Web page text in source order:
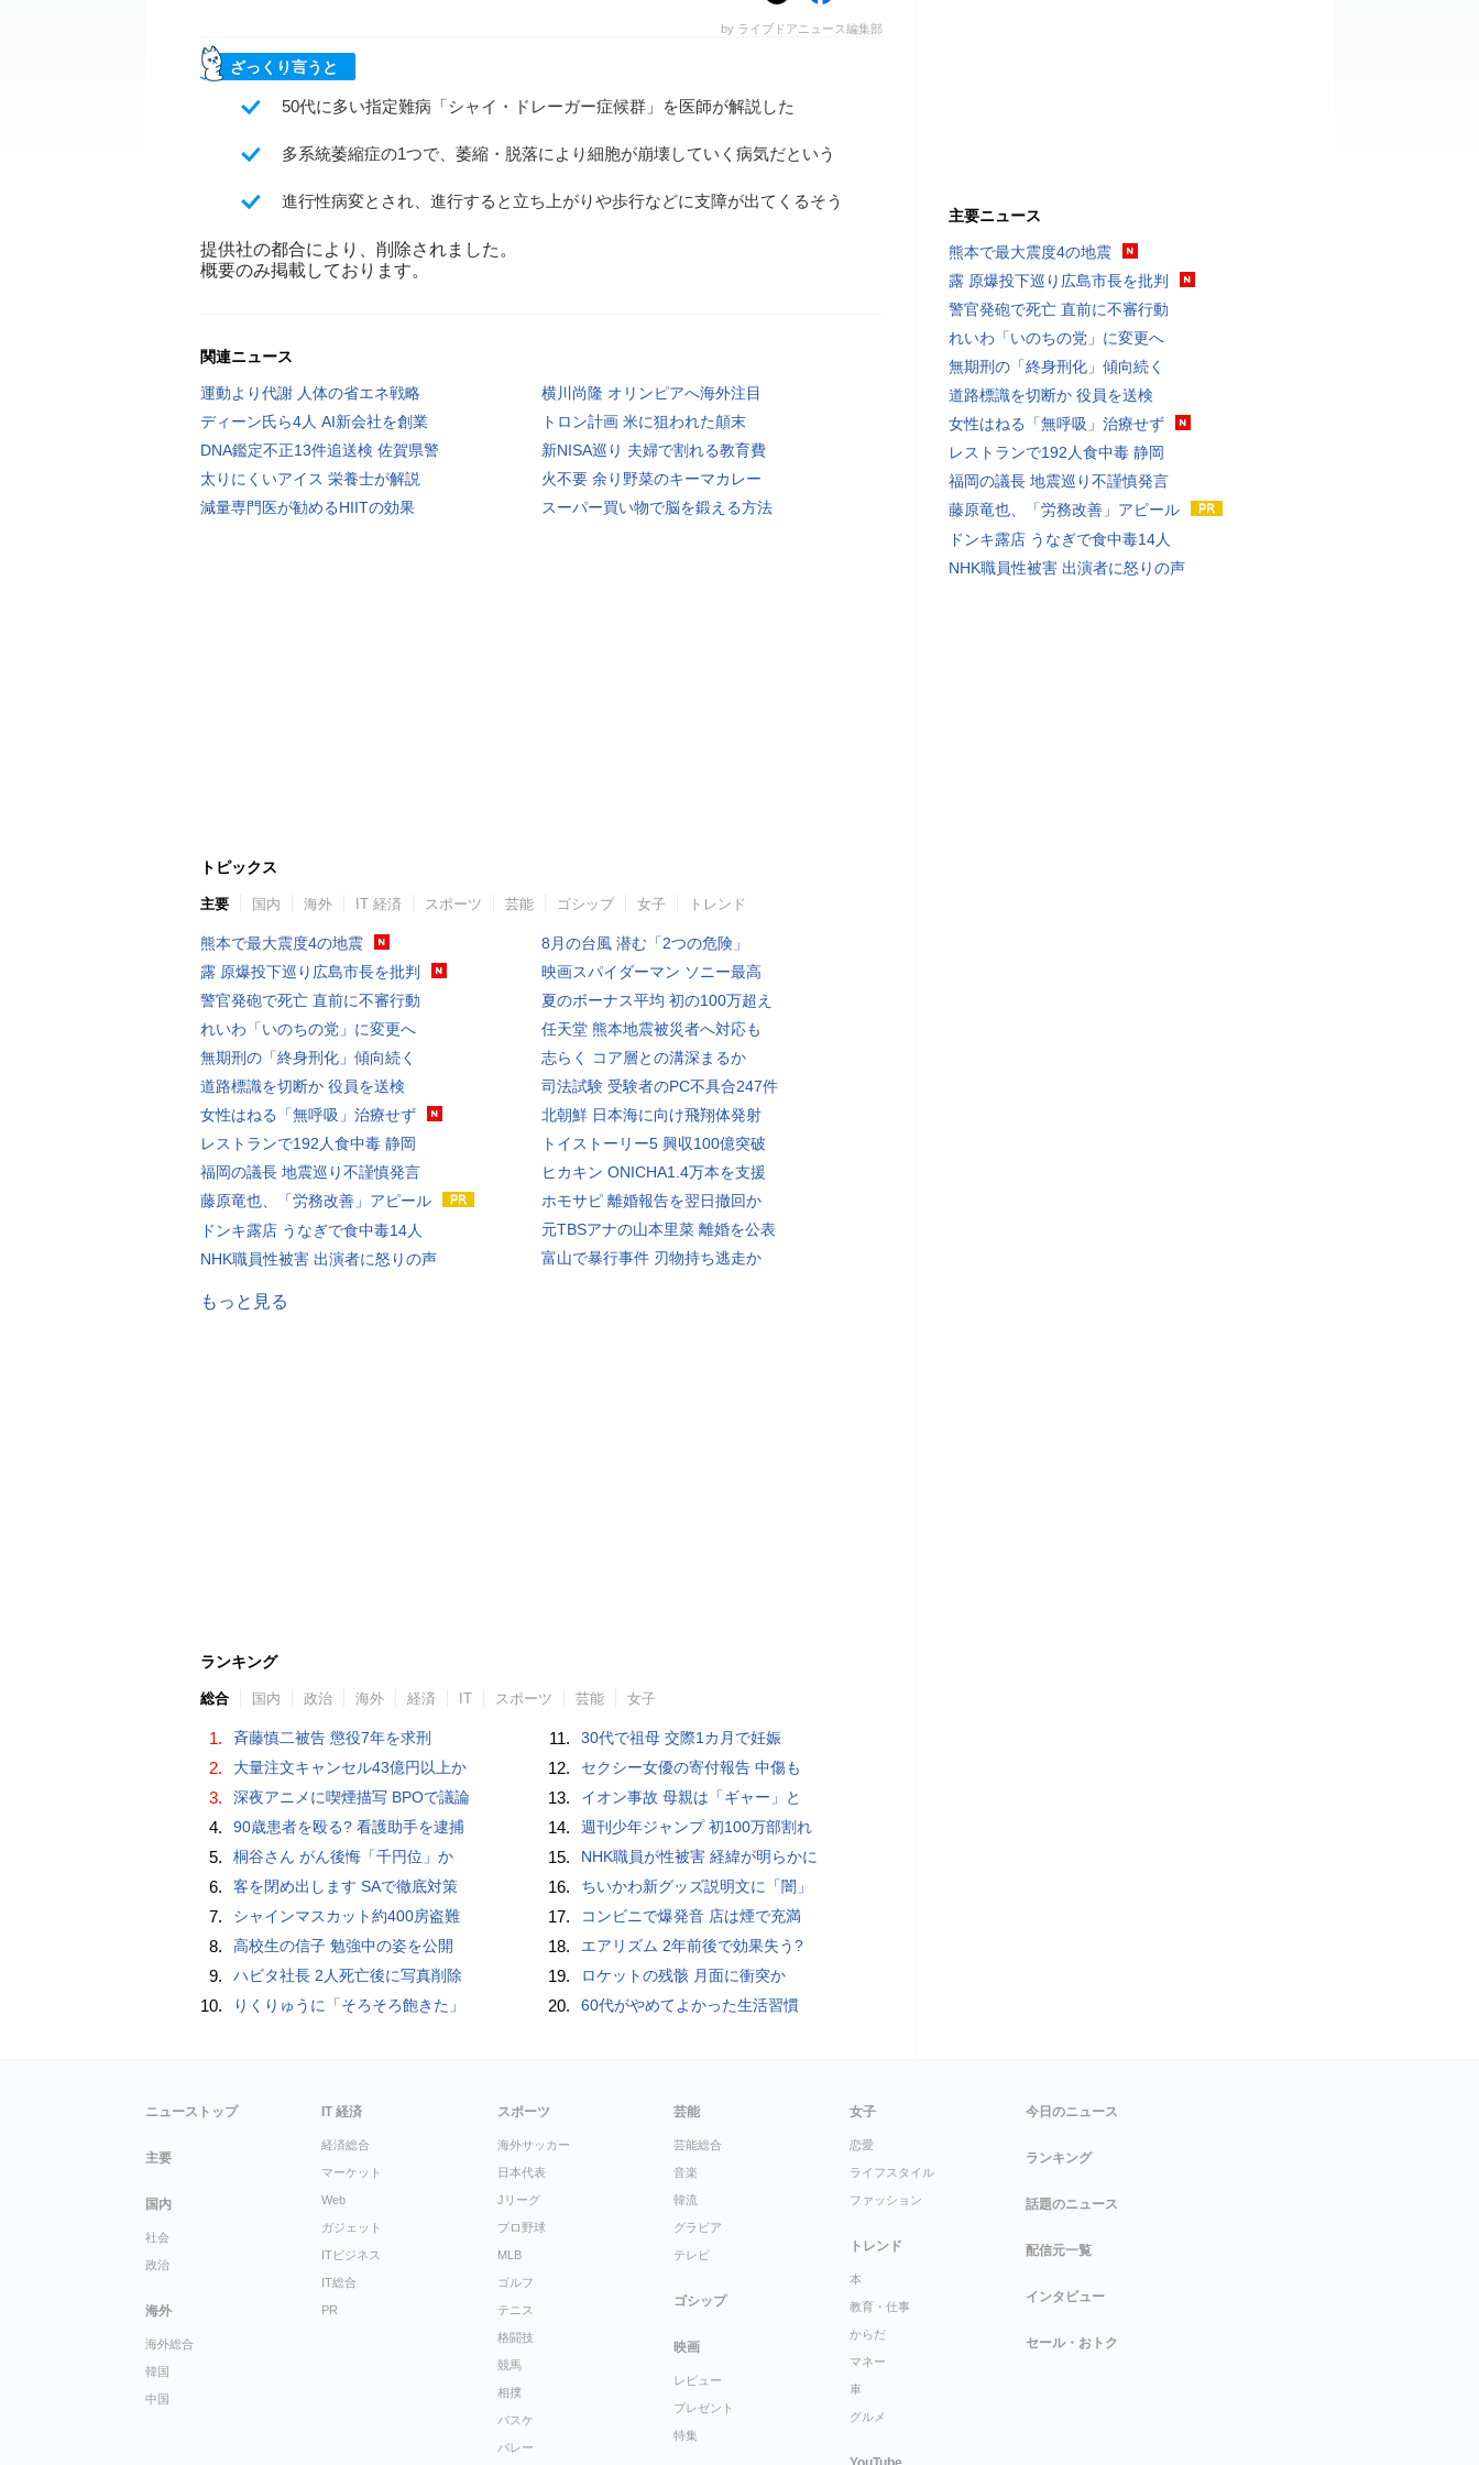
by ライブドアニュース編集部
ざっくり言うと
50代に多い指定難病「シャイ・ドレーガー症候群」を医師が解説した
多系統萎縮症の1つで、萎縮・脱落により細胞が崩壊していく病気だという
進行性病変とされ、進行すると立ち上がりや歩行などに支障が出てくるそう
提供社の都合により、削除されました。
概要のみ掲載しております。
関連ニュース
運動より代謝 人体の省エネ戦略
横川尚隆 オリンピアへ海外注目
ディーン氏ら4人 AI新会社を創業
トロン計画 米に狙われた顛末
DNA鑑定不正13件追送検 佐賀県警
新NISA巡り 夫婦で割れる教育費
太りにくいアイス 栄養士が解説
火不要 余り野菜のキーマカレー
減量専門医が勧めるHIITの効果
スーパー買い物で脳を鍛える方法
トピックス
主要 国内 海外 IT 経済 スポーツ 芸能 ゴシップ 女子 トレンド
熊本で最大震度4の地震
露 原爆投下巡り広島市長を批判
警官発砲で死亡 直前に不審行動
れいわ「いのちの党」に変更へ
無期刑の「終身刑化」傾向続く
道路標識を切断か 役員を送検
女性はねる「無呼吸」治療せず
レストランで192人食中毒 静岡
福岡の議長 地震巡り不謹慎発言
藤原竜也、「労務改善」アピール
ドンキ露店 うなぎで食中毒14人
NHK職員性被害 出演者に怒りの声
8月の台風 潜む「2つの危険」
映画スパイダーマン ソニー最高
夏のボーナス平均 初の100万超え
任天堂 熊本地震被災者へ対応も
志らく コア層との溝深まるか
司法試験 受験者のPC不具合247件
北朝鮮 日本海に向け飛翔体発射
トイストーリー5 興収100億突破
ヒカキン ONICHA1.4万本を支援
ホモサピ 離婚報告を翌日撤回か
元TBSアナの山本里菜 離婚を公表
富山で暴行事件 刃物持ち逃走か
もっと見る
ランキング
総合 国内 政治 海外 経済 IT スポーツ 芸能 女子
1. 斉藤慎二被告 懲役7年を求刑
2. 大量注文キャンセル43億円以上か
3. 深夜アニメに喫煙描写 BPOで議論
4. 90歳患者を殴る? 看護助手を逮捕
5. 桐谷さん がん後悔「千円位」か
6. 客を閉め出します SAで徹底対策
7. シャインマスカット約400房盗難
8. 高校生の信子 勉強中の姿を公開
9. ハビタ社長 2人死亡後に写真削除
10. りくりゅうに「そろそろ飽きた」
11. 30代で祖母 交際1カ月で妊娠
12. セクシー女優の寄付報告 中傷も
13. イオン事故 母親は「ギャー」と
14. 週刊少年ジャンプ 初100万部割れ
15. NHK職員が性被害 経緯が明らかに
16. ちいかわ新グッズ説明文に「闇」
17. コンビニで爆発音 店は煙で充満
18. エアリズム 2年前後で効果失う?
19. ロケットの残骸 月面に衝突か
20. 60代がやめてよかった生活習慣
主要ニュース
熊本で最大震度4の地震
露 原爆投下巡り広島市長を批判
警官発砲で死亡 直前に不審行動
れいわ「いのちの党」に変更へ
無期刑の「終身刑化」傾向続く
道路標識を切断か 役員を送検
女性はねる「無呼吸」治療せず
レストランで192人食中毒 静岡
福岡の議長 地震巡り不謹慎発言
藤原竜也、「労務改善」アピール
ドンキ露店 うなぎで食中毒14人
NHK職員性被害 出演者に怒りの声
ニューストップ
主要
国内
社会
政治
海外
海外総合
韓国
中国
IT 経済
経済総合
マーケット
Web
ガジェット
ITビジネス
IT総合
PR
スポーツ
海外サッカー
日本代表
Jリーグ
プロ野球
MLB
ゴルフ
テニス
格闘技
競馬
相撲
バスケ
バレー
芸能
芸能総合
音楽
韓流
グラビア
テレビ
ゴシップ
映画
レビュー
プレゼント
特集
女子
恋愛
ライフスタイル
ファッション
トレンド
本
教育・仕事
からだ
マネー
車
グルメ
今日のニュース
ランキング
話題のニュース
配信元一覧
インタビュー
セール・おトク